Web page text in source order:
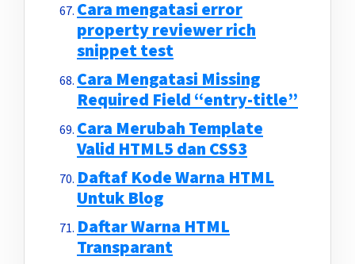
Cara mengatasi error
property reviewer rich
snippet test
Cara Mengatasi Missing
Required Field “entry-title”
Cara Merubah Template
Valid HTML5 dan CSS3
Daftaf Kode Warna HTML
Untuk Blog
Daftar Warna HTML
Transparant